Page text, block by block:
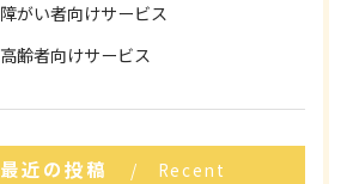
障がい者向けサービス
高齢者向けサービス
最近の投稿
Recent